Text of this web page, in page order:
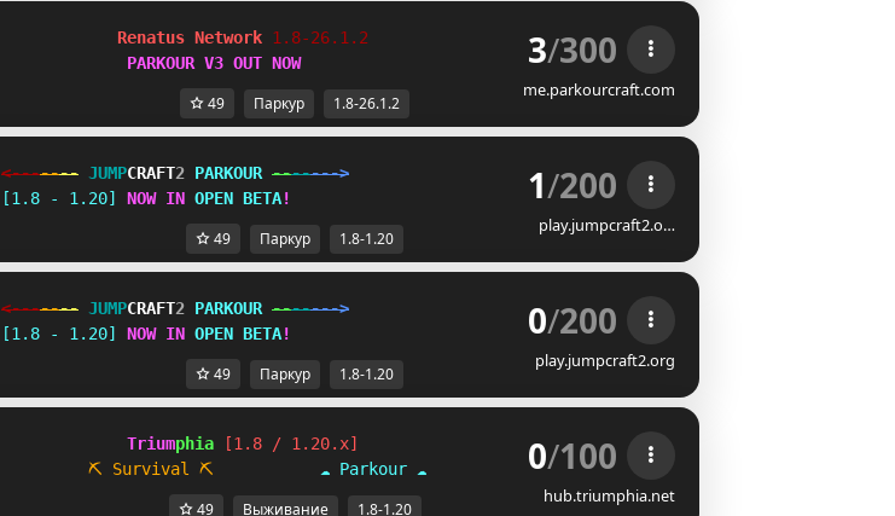
Renatus Network 1.8-26.1.2
PARKOUR V3 OUT NOW
3/300
me.parkourcraft.com
49 Паркур 1.8-26.1.2
<------- JUMPCRAFT2 PARKOUR ------->
[1.8 - 1.20] NOW IN OPEN BETA! 1/200
play.jumpcraft2.o…
49 Паркур 1.8-1.20
<------- JUMPCRAFT2 PARKOUR ------->
[1.8 - 1.20] NOW IN OPEN BETA! 0/200
play.jumpcraft2.org
49 Паркур 1.8-1.20
Triumphia
[1.8 / 1.20.x]
⛏ Survival
⛏ ☁ Parkour ☁ 0/100
hub.triumphia.net
49 Выживание 1.8-1.20